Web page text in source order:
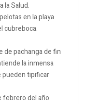
la Salud.
en la playa
cubreboca.
de pachanga de fin
la inmensa
pueden tipificar
febrero del año